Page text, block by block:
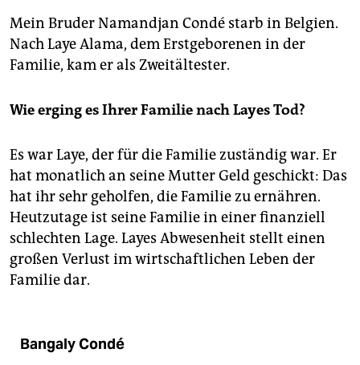
Mein Bruder Namandjan Condé starb in Belgien.
Nach Laye Alama, dem Erstgeborenen in der
Familie, kam er als Zweitältester.
Wie erging es Ihrer Familie nach Layes Tod?
Es war Laye, der für die Familie zuständig war. Er
hat monatlich an seine Mutter Geld geschickt: Das
hat ihr sehr geholfen, die Familie zu ernähren.
Heutzutage ist seine Familie in einer finanziell
schlechten Lage. Layes Abwesenheit stellt einen
großen Verlust im wirtschaftlichen Leben der
Familie dar.
Bangaly Condé